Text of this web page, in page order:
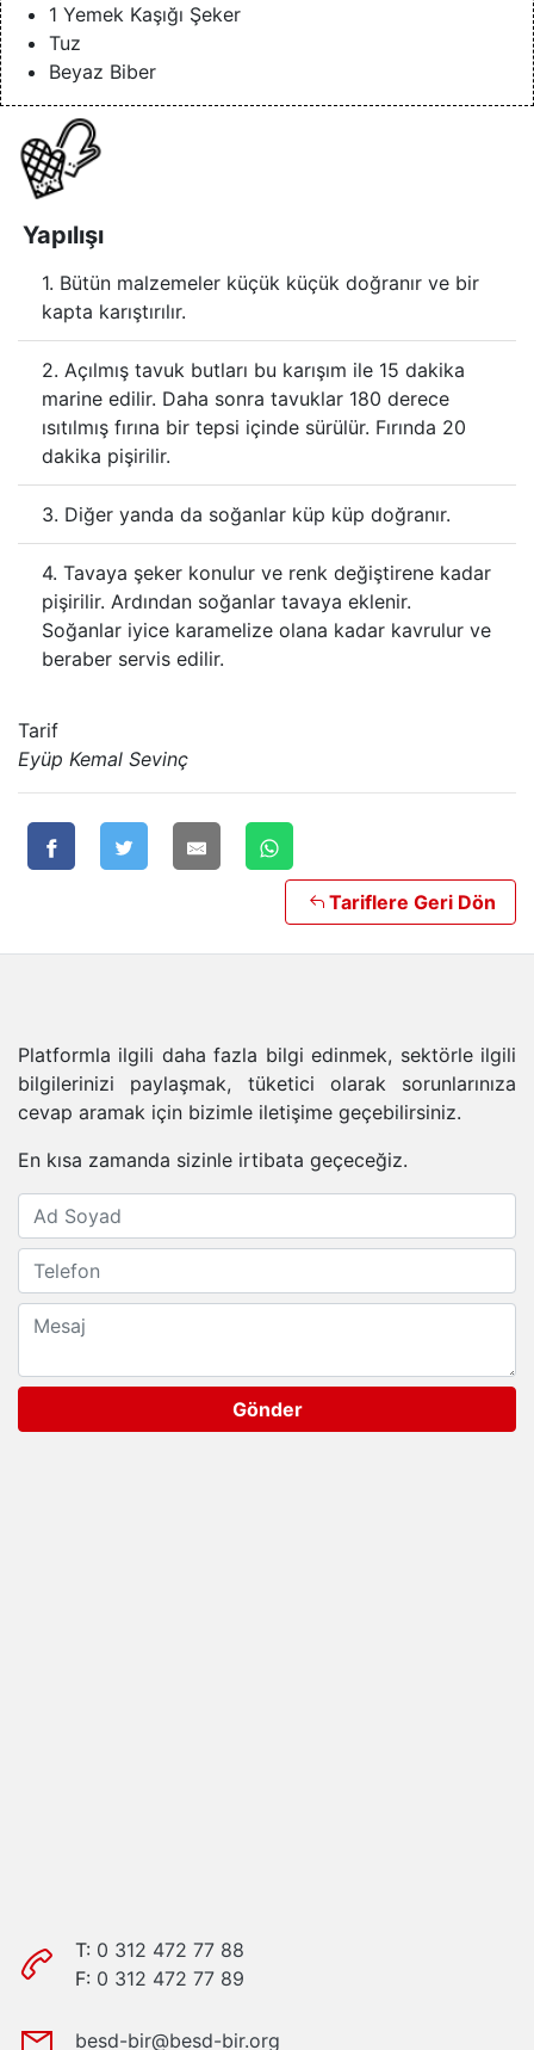
1 Yemek Kaşığı Şeker
Tuz
Beyaz Biber
Yapılışı
1. Bütün malzemeler küçük küçük doğranır ve bir
kapta karıştırılır.
2. Açılmış tavuk butları bu karışım ile 15 dakika
marine edilir. Daha sonra tavuklar 180 derece
ısıtılmış fırına bir tepsi içinde sürülür. Fırında 20
dakika pişirilir.
3. Diğer yanda da soğanlar küp küp doğranır.
4. Tavaya şeker konulur ve renk değiştirene kadar
pişirilir. Ardından soğanlar tavaya eklenir.
Soğanlar iyice karamelize olana kadar kavrulur ve
beraber servis edilir.
Tarif
Eyüp Kemal Sevinç
Tariflere Geri Dön
Platformla ilgili daha fazla bilgi edinmek, sektörle ilgili
bilgilerinizi paylaşmak, tüketici olarak sorunlarınıza
cevap aramak için bizimle iletişime geçebilirsiniz.
En kısa zamanda sizinle irtibata geçeceğiz.
Gönder
T: 0 312 472 77 88
F: 0 312 472 77 89
besd-bir@besd-bir.org